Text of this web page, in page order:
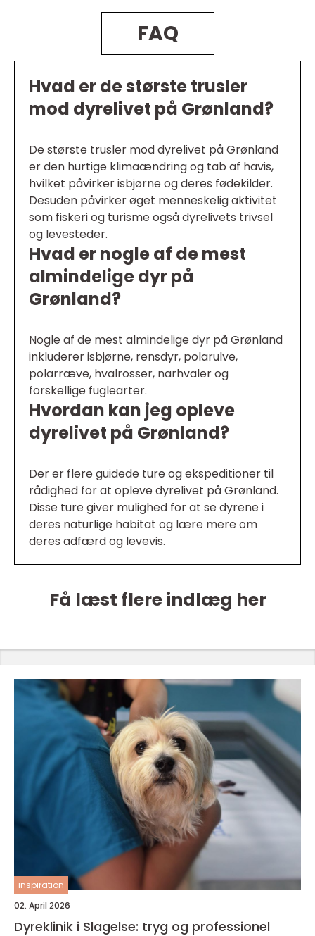
FAQ
Hvad er de største trusler
mod dyrelivet på Grønland?
De største trusler mod dyrelivet på Grønland
er den hurtige klimaændring og tab af havis,
hvilket påvirker isbjørne og deres fødekilder.
Desuden påvirker øget menneskelig aktivitet
som fiskeri og turisme også dyrelivets trivsel
og levesteder.
Hvad er nogle af de mest
almindelige dyr på
Grønland?
Nogle af de mest almindelige dyr på Grønland
inkluderer isbjørne, rensdyr, polarulve,
polarræve, hvalrosser, narhvaler og
forskellige fuglearter.
Hvordan kan jeg opleve
dyrelivet på Grønland?
Der er flere guidede ture og ekspeditioner til
rådighed for at opleve dyrelivet på Grønland.
Disse ture giver mulighed for at se dyrene i
deres naturlige habitat og lære mere om
deres adfærd og levevis.
Få læst flere indlæg her
inspiration
02. April 2026
Dyreklinik i Slagelse: tryg og professionel